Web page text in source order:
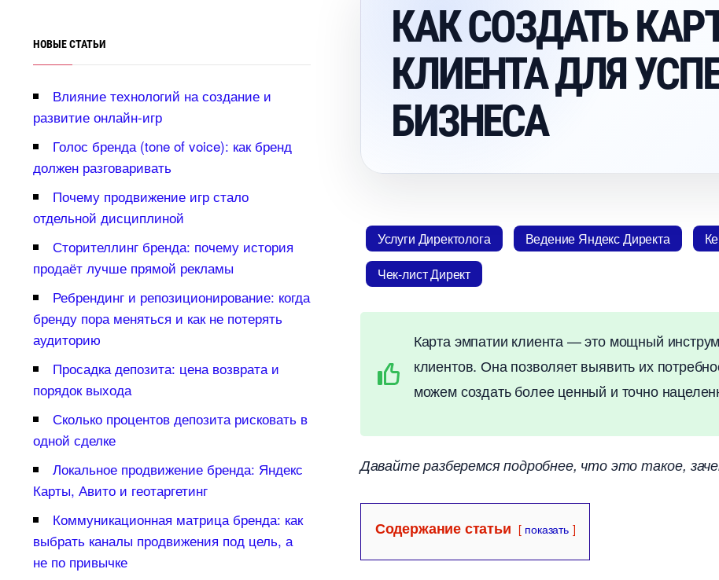
КАК СОЗДАТЬ
КЛИЕНТА ДЛЯ
БИЗНЕСА
Услуги Директолога едение Яндекс Директа
Чек-лист Директ
Карта эмпатии клиента — это мощный
клиентов. Она позволяет выявить их
можем создать более ценный и точно
Давайте разберемся подробнее, что это такое,
Содержание статьи показать
НОВЫЕ СТАТЬИ
лияние технологий на создание и
развитие онлайн-игр
Голос бренда (tone of voice): как бренд
должен разговаривать
Почему продвижение игр стало
отдельной дисциплиной
Сторителлинг бренда: почему история
продаёт лучше прямой рекламы
Ребрендинг и репозиционирование: когда
ренду пора меняться и как не потерять
аудиторию
Просадка депозита: цена возврата и
порядок выхода
Сколько процентов депозита рисковать
одной сделке
Локальное продвижение бренда: Яндекс
Карты, Авито и геотаргетин
Коммуникационная матрица бренда: как
ыбрать каналы продвижения под цель, а
не по привычке